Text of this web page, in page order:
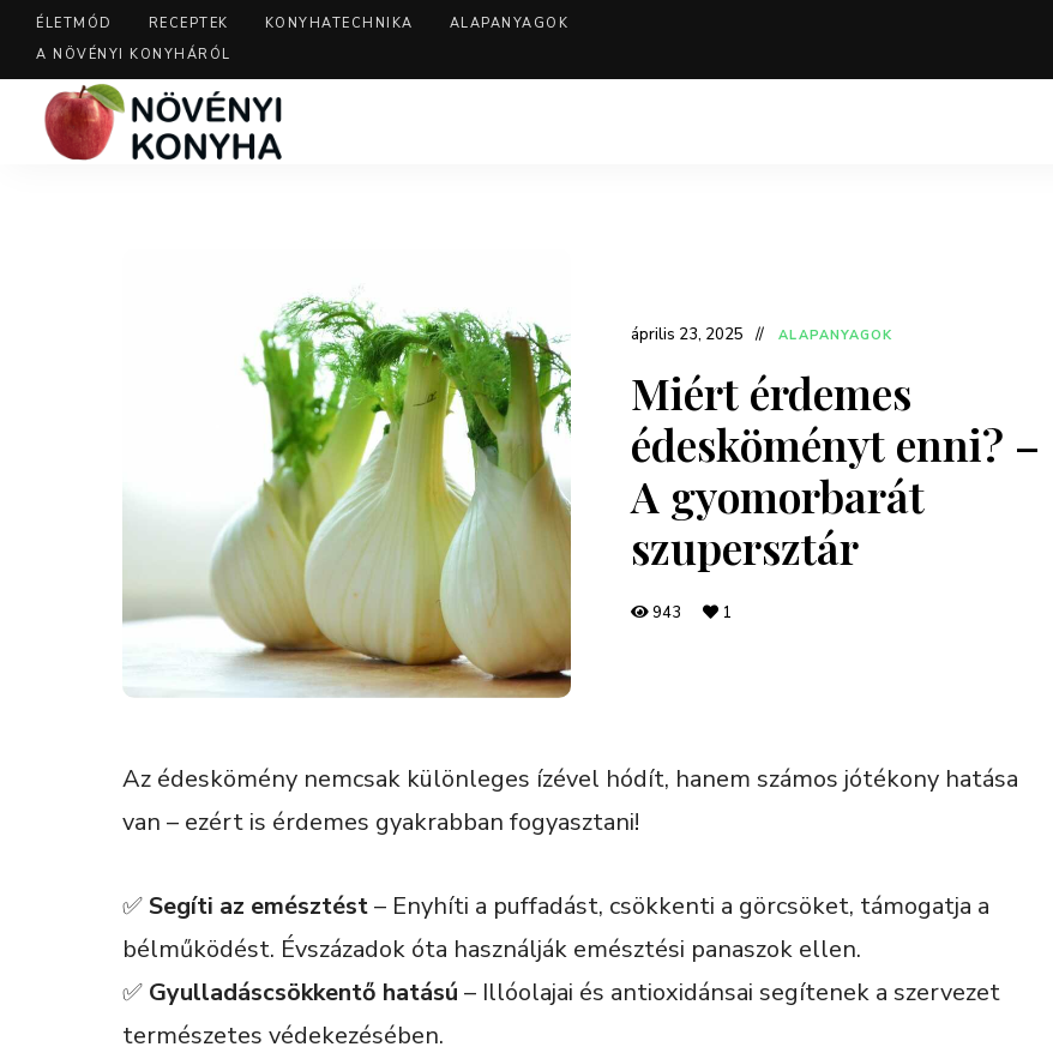
ÉLETMÓD RECEPTEK KONYHATECHNIKA
ALAPANYAGOK
A NÖVÉNYI KONYHÁRÓL
április 23, 2025 ALAPANYAGOK
Miért érdemes
édesköményt enni? –
A gyomorbarát
szupersztár
943 1
Az édeskömény nemcsak különleges ízével hódít, hanem számos jótékony hatása
van – ezért is érdemes gyakrabban fogyasztani!
✅Segíti az emésztést– Enyhíti a puffadást, csökkenti a görcsöket, támogatja a
bélműködést. Évszázadok óta használják emésztési panaszok ellen.
✅ Gyulladáscsökkentő hatású – Illóolajai és antioxidánsai segítenek a szervezet
természetes védekezésében.